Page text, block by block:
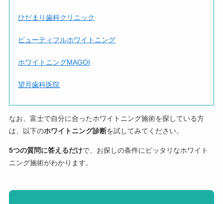
ひだまり歯科クリニック
ビューティフルホワイトニング
ホワイトニングMAGOI
望月歯科医院
なお、富士で自分に合ったホワイトニング施術を探している方
は、以下のホワイトニング診断を試してみてください。
5つの質問に答えるだけで、お探しの条件にピッタリなホワイト
ニング施術がわかります。